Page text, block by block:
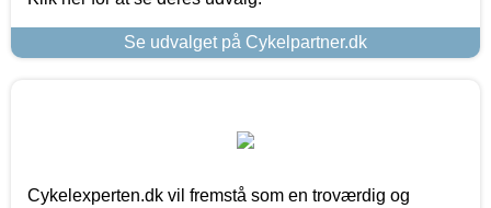
Se udvalget på Cykelpartner.dk
Cykelexperten.dk vil fremstå som en troværdig og